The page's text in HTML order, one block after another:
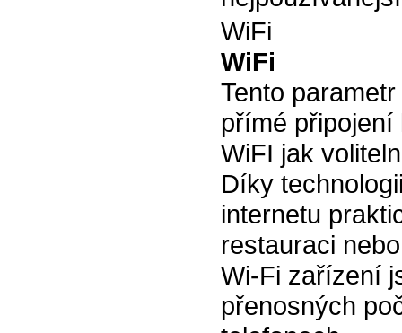
WiFi
WiFi
Tento
přímé připojení
WiFI jak
Díky
internetu
restauraci
Wi-Fi zařízení
přenosných